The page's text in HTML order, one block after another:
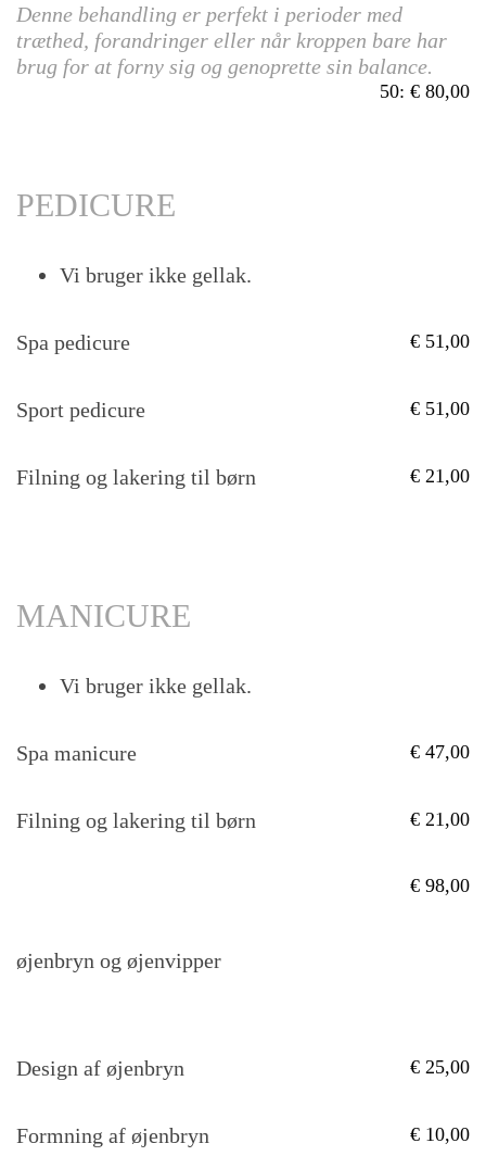
Denne behandling er perfekt i perioder med
træthed, forandringer eller når kroppen bare har
brug for at forny sig og genoprette sin balance.
50: 80,00
PEDICURE
Vi bruger ikke gellak.
Spa pedicure 51,00
Sport pedicure 51,00
Filning og lakering til børn 21,00
MANICURE
Vi bruger ikke gellak.
Spa manicure 47,00
Filning og lakering til børn 21,00
98,00
øjenbryn og øjenvipper
Design af øjenbryn 25,00
Formning af øjenbryn 10,00